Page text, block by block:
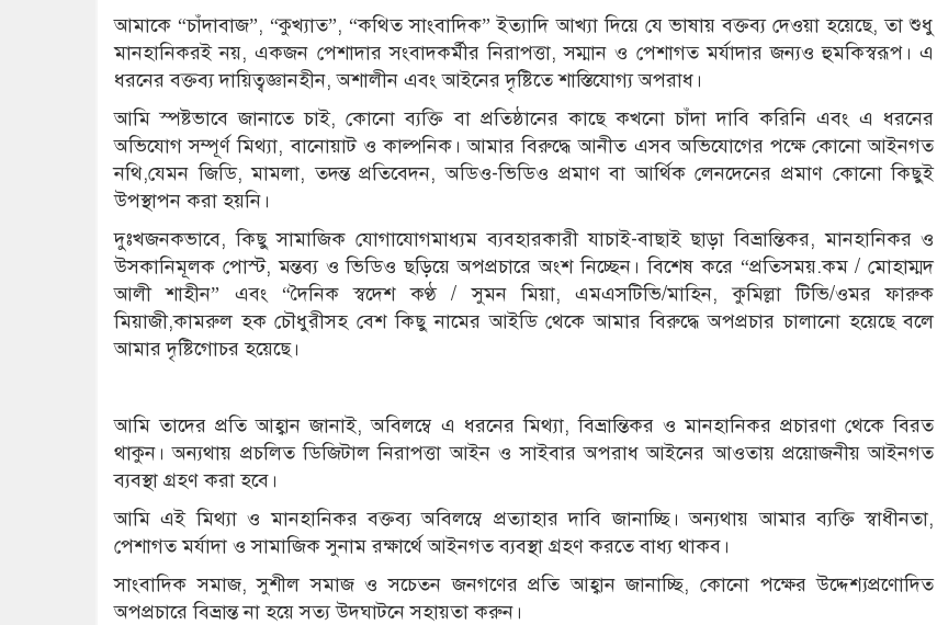
আমাকে “চাঁদাবাজ”, “কুখ্যাত”, “কথিত সাংবাদিক” ইত্যাদি আখ্যা দিয়ে যে ভাষায় বক্তব্য দেওয়া হয়েছে, তা শুধু
মানহানিকরই নয়, একজন পেশাদার সংবাদকর্মীর নিরাপত্তা, সম্মান ও পেশাগত মর্যাদার জন্যও হুমকিস্বরূপ। এ
ধরনের বক্তব্য দায়িত্বজ্ঞানহীন, অশালীন এবং আইনের দৃষ্টিতে শাস্তিযোগ্য অপরাধ।
আমি স্পষ্টভাবে জানাতে চাই, কোনো ব্যক্তি বা প্রতিষ্ঠানের কাছে কখনো চাঁদা দাবি করিনি এবং এ ধরনের
অভিযোগ সম্পূর্ণ মিথ্যা, বানোয়াট ও কাল্পনিক। আমার বিরুদ্ধে আনীত এসব অভিযোগের পক্ষে কোনো আইনগত
নথি,যেমন জিডি, মামলা, তদন্ত প্রতিবেদন, অডিও-ভিডিও প্রমাণ বা আর্থিক লেনদেনের প্রমাণ কোনো কিছুই
উপস্থাপন করা হয়নি।
দুঃখজনকভাবে, কিছু সামাজিক যোগাযোগমাধ্যম ব্যবহারকারী যাচাই-বাছাই ছাড়া বিভ্রান্তিকর, মানহানিকর ও
উসকানিমূলক পোস্ট, মন্তব্য ও ভিডিও ছড়িয়ে অপপ্রচারে অংশ নিচ্ছেন। বিশেষ করে “প্রতিসময়.কম / মোহাম্মদ
আলী শাহীন” এবং “দৈনিক স্বদেশ কণ্ঠ / সুমন মিয়া, এমএসটিভি/মাহিন, কুমিল্লা টিভি/ওমর ফারুক
মিয়াজী,কামরুল হক চৌধুরীসহ বেশ কিছু নামের আইডি থেকে আমার বিরুদ্ধে অপপ্রচার চালানো হয়েছে বলে
আমার দৃষ্টিগোচর হয়েছে।
আমি তাদের প্রতি আহ্বান জানাই, অবিলম্বে এ ধরনের মিথ্যা, বিভ্রান্তিকর ও মানহানিকর প্রচারণা থেকে বিরত
থাকুন। অন্যথায় প্রচলিত ডিজিটাল নিরাপত্তা আইন ও সাইবার অপরাধ আইনের আওতায় প্রয়োজনীয় আইনগত
ব্যবস্থা গ্রহণ করা হবে।
আমি এই মিথ্যা ও মানহানিকর বক্তব্য অবিলম্বে প্রত্যাহার দাবি জানাচ্ছি। অন্যথায় আমার ব্যক্তি স্বাধীনতা,
পেশাগত মর্যাদা ও সামাজিক সুনাম রক্ষার্থে আইনগত ব্যবস্থা গ্রহণ করতে বাধ্য থাকব।
সাংবাদিক সমাজ, সুশীল সমাজ ও সচেতন জনগণের প্রতি আহ্বান জানাচ্ছি, কোনো পক্ষের উদ্দেশ্যপ্রণোদিত
অপপ্রচারে বিভ্রান্ত না হয়ে সত্য উদঘাটনে সহায়তা করুন।